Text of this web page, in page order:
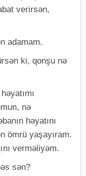
verirsən,
adamam.
ki, qonşu nə
nə
həyatını
ömrü yaşayıram.
verməliyəm.
sən?